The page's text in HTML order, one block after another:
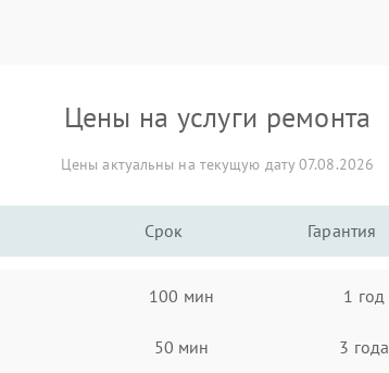
Цены на услуги ремонта
Цены актуальны на текущую дату 07.08.2026
Срок Гарантия
100 мин 1 год
50 мин 3 года